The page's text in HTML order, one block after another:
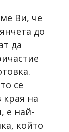
Ви, че
до
да
се
на
е най-
който